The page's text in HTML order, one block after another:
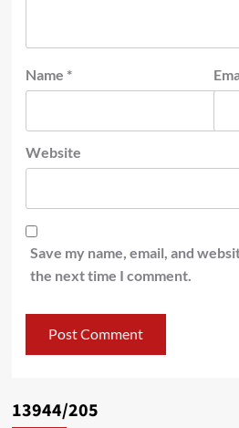
Name *
Website
Save my name, email, and
the next time I comment.
13944/205